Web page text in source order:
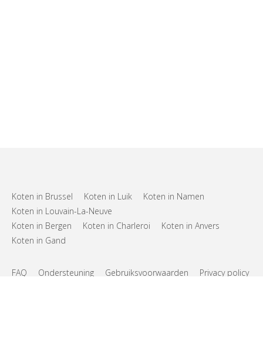
Koten in Brussel Koten in Luik
Koten in Namen
Koten in Louvain-La-Neuve
Koten in Bergen
Koten in Charleroi
Koten in Anvers
Koten in Gand
FAQ Ondersteuning Gebruiksvoorwaarden Privacy policy